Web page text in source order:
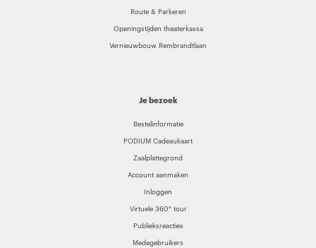
Route & Parkeren
Openingstijden theaterkassa
Vernieuwbouw Rembrandtlaan
Je bezoek
Bestelinformatie
PODIUM Cadeaukaart
Zaalplattegrond
Account aanmaken
Inloggen
Virtuele 360° tour
Publieksreacties
Medegebruikers